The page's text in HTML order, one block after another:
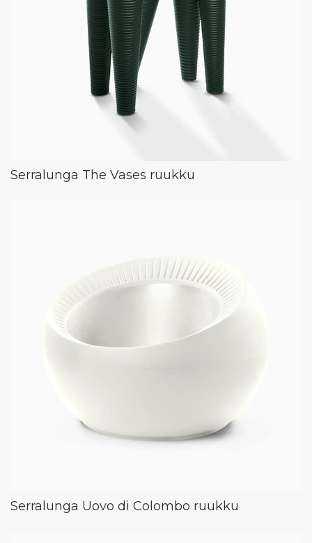
Serralunga The Vases ruukku
Serralunga Uovo di Colombo ruukku